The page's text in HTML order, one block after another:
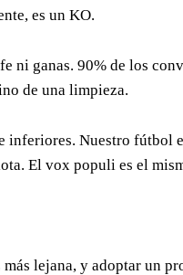
es un KO.
ni ganas. 90% de los
de una limpieza.
Nuestro fútbol
El vox populi es el
lejana, y adoptar un